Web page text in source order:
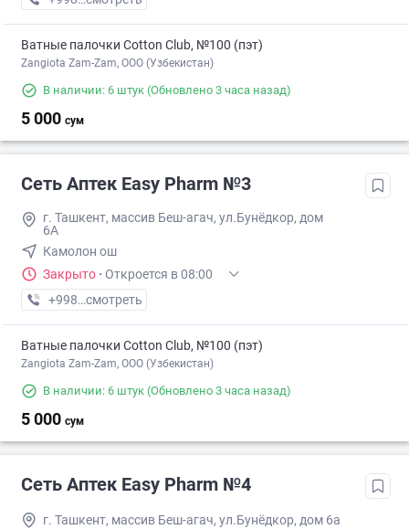
Ватные палочки Cotton Club, №100 (пэт)
Zangiota Zam-Zam, OOO (Узбекистан)
В наличии: 6 штук (Обновлено 3 часа назад)
5 000 сум
Сеть Аптек Easy Pharm №3
г. Ташкент, массив Беш-агач, ул.Бунёдкор, дом
6А
Камолон ош
Закрыто · Откроется в 08:00
+998 (71) XXX-XX-XX
смотреть
Ватные палочки Cotton Club, №100 (пэт)
Zangiota Zam-Zam, OOO (Узбекистан)
В наличии: 6 штук (Обновлено 3 часа назад)
5 000 сум
Сеть Аптек Easy Pharm №4
г. Ташкент, массив Беш-агач, ул.Бунёдкор, дом 6а